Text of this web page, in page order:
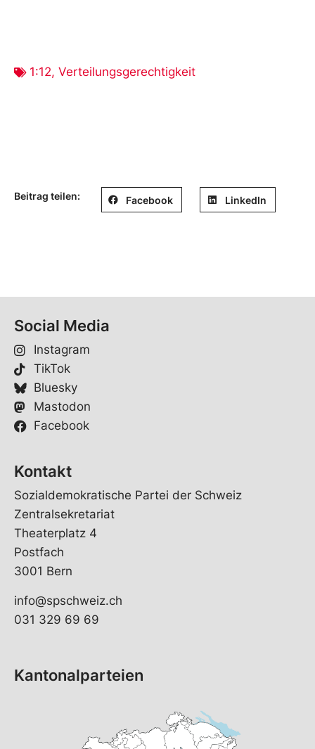
1:12, Verteilungsgerechtigkeit
Beitrag teilen: Facebook LinkedIn
Social Media
Instagram
TikTok
Bluesky
Mastodon
Facebook
Kontakt
Sozialdemokratische Partei der Schweiz
Zentralsekretariat
Theaterplatz 4
Postfach
3001 Bern
info@spschweiz.ch
031 329 69 69
Kantonalparteien